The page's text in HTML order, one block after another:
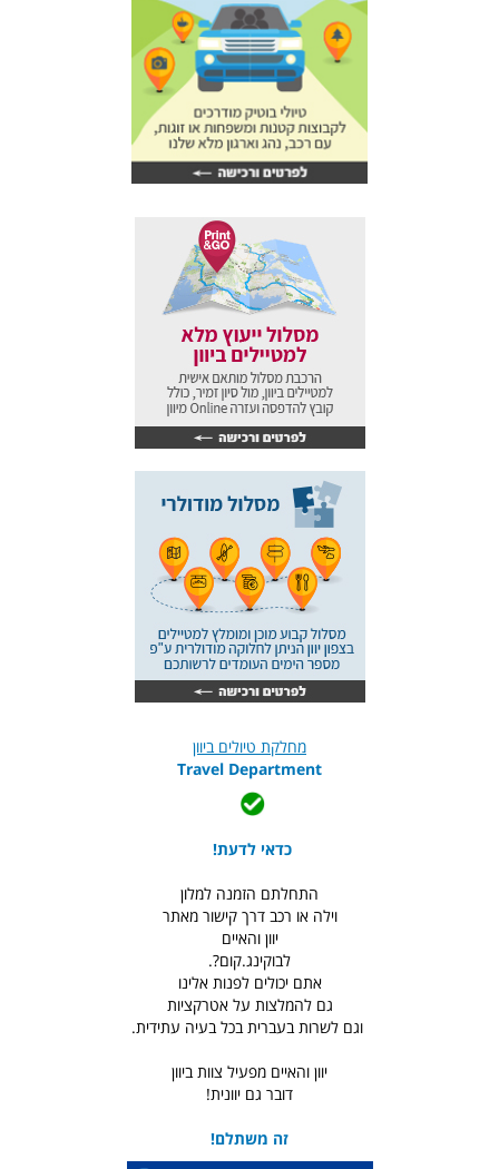
מחלקת טיולים ביוון
Travel Department
כדאי לדעת!
התחלתם הזמנה למלון
וילה או רכב דרך קישור מאתר
יוון והאיים
לבוקינג.קום?.
אתם יכולים לפנות אלינו
גם להמלצות על אטרקציות
וגם לשרות בעברית בכל בעיה עתידית.
יוון והאיים מפעיל צוות ביוון
דובר גם יוונית!
זה משתלם!